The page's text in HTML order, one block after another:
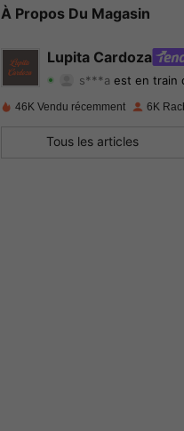
À Propos Du Magasin
Lupita Cardoza
s***aest en train
4.87 Evaluation 946
46K Vendu récemment 6K
Tous les articles